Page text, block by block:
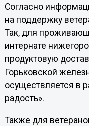
Согласно
на поддержку
Так, для
интернате
продуктовую
Горьковской
осуществляется в
радость».
Также для